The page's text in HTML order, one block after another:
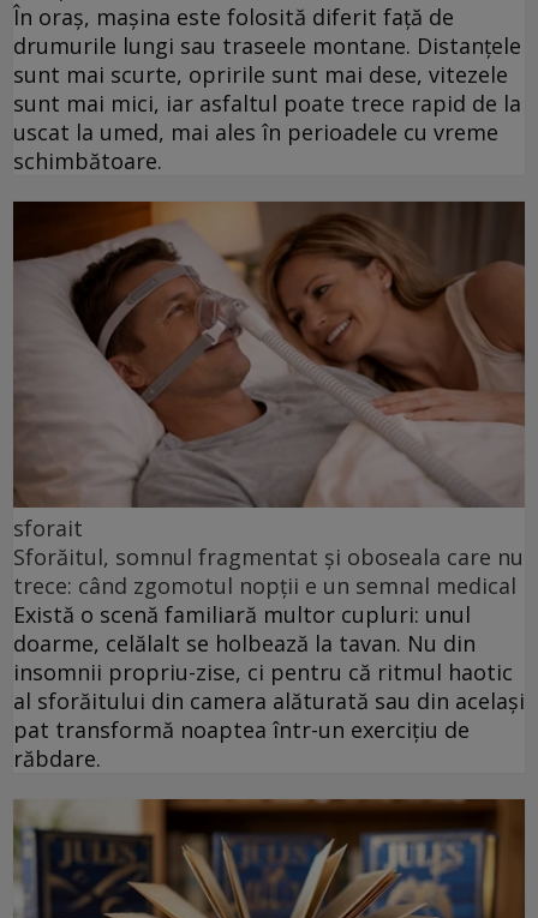
În oraș, mașina este folosită diferit față de
drumurile lungi sau traseele montane. Distanțele
sunt mai scurte, opririle sunt mai dese, vitezele
sunt mai mici, iar asfaltul poate trece rapid de la
uscat la umed, mai ales în perioadele cu vreme
schimbătoare.
sforait
Sforăitul, somnul fragmentat și oboseala care nu
trece: când zgomotul nopții e un semnal medical
Există o scenă familiară multor cupluri: unul
doarme, celălalt se holbează la tavan. Nu din
insomnii propriu-zise, ci pentru că ritmul haotic
al sforăitului din camera alăturată sau din același
pat transformă noaptea într-un exercițiu de
răbdare.